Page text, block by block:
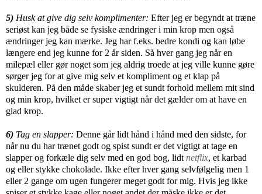
5) Husk at give dig selv komplimenter: Efter jeg er begyndt at træne
seriøst kan jeg både se fysiske ændringer i min krop men også
ændringer jeg kan mærke. Jeg har f.eks. bedre kondi og kan løbe
længere end jeg kunne for 2 år siden. Så hver gang jeg når en
milepæl eller gør noget som jeg aldrig troede at jeg ville kunne gøre
sørger jeg for at give mig selv et kompliment og et klap på
skulderen. På den måde skaber jeg et sundt forhold mellem mit sind
og min krop, hvilket er super vigtigt når det gælder om at have en
glad krop.
6) Tag en slapper: Denne går lidt hånd i hånd med den sidste, for
når nu du har trænet godt og spist sundt er det vigtigt at tage en
slapper og forkæle dig selv med en god bog, lidt netflix, et karbad
og eller stykke chokolade. Ikke efter hver gang selvfølgelig men 1
eller 2 gange om ugen fungerer meget godt for mig. Hvis jeg ikke